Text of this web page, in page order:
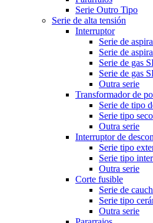
Serie Outro Tipo
Serie de alta tensión
Interruptor
Serie de
Serie de
Serie de gas
Serie de gas
Outra serie
Transformador de
Serie de tipo
Serie tipo seco
Outra serie
Interruptor de
Serie tipo
Serie tipo
Outra serie
Corte fusible
Serie de
Serie tipo
Outra serie